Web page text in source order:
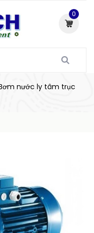
0
nước ly tâm trục